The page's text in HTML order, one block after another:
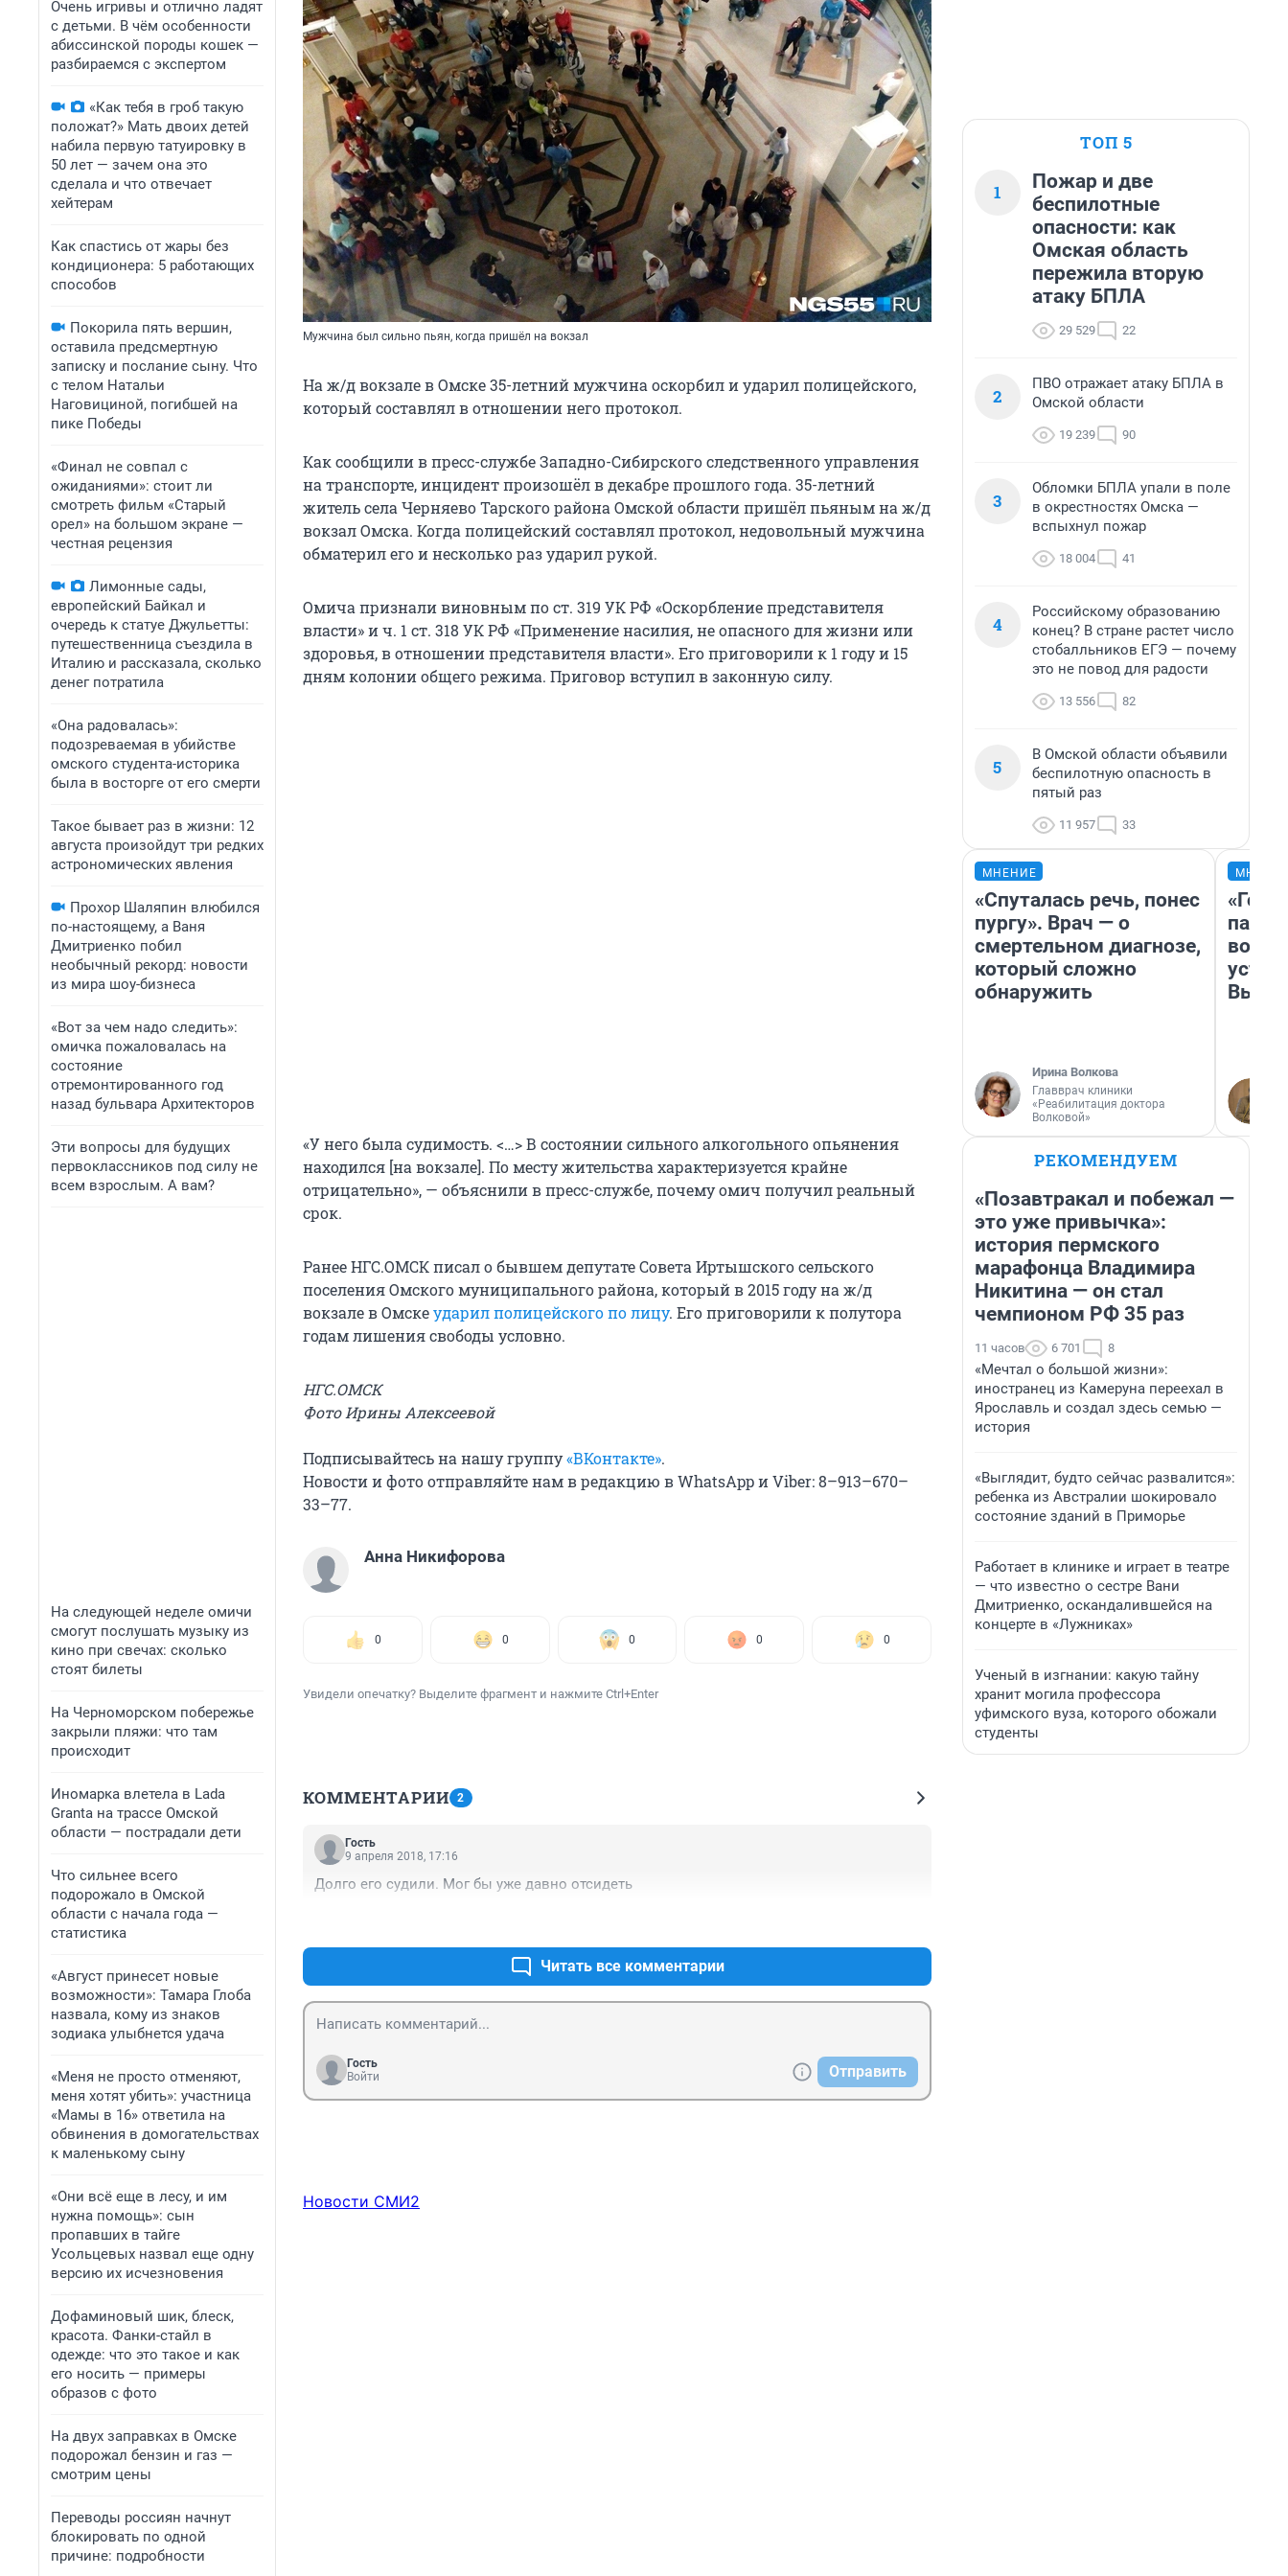
Очень игривы и отлично ладят
с детьми. В чём особенности
абиссинской породы кошек —
разбираемся с экспертом
«Как тебя в гроб такую
положат?» Мать двоих детей
набила первую татуировку в
50 лет — зачем она это
сделала и что отвечает
хейтерам
Как спастись от жары без
кондиционера: 5 работающих
способов
Покорила пять вершин,
оставила предсмертную
записку и послание сыну. Что
с телом Натальи
Наговициной, погибшей на
пике Победы
«Финал не совпал с
ожиданиями»: стоит ли
смотреть фильм «Старый
орел» на большом экране —
честная рецензия
Лимонные сады,
европейский Байкал и
очередь к статуе Джульетты:
путешественница съездила в
Италию и рассказала, сколько
денег потратила
«Она радовалась»:
подозреваемая в убийстве
омского студента-историка
была в восторге от его смерти
Такое бывает раз в жизни: 12
августа произойдут три редких
астрономических явления
Прохор Шаляпин влюбился
по-настоящему, а Ваня
Дмитриенко побил
необычный рекорд: новости
из мира шоу-бизнеса
«Вот за чем надо следить»:
омичка пожаловалась на
состояние
отремонтированного год
назад бульвара Архитекторов
Эти вопросы для будущих
первоклассников под силу не
всем взрослым. А вам?
На следующей неделе омичи
смогут послушать музыку из
кино при свечах: сколько
стоят билеты
На Черноморском побережье
закрыли пляжи: что там
происходит
Иномарка влетела в Lada
Granta на трассе Омской
области — пострадали дети
Что сильнее всего
подорожало в Омской
области с начала года —
статистика
«Август принесет новые
возможности»: Тамара Глоба
назвала, кому из знаков
зодиака улыбнется удача
«Меня не просто отменяют,
меня хотят убить»: участница
«Мамы в 16» ответила на
обвинения в домогательствах
к маленькому сыну
«Они всё еще в лесу, и им
нужна помощь»: сын
пропавших в тайге
Усольцевых назвал еще одну
версию их исчезновения
Дофаминовый шик, блеск,
красота. Фанки-стайл в
одежде: что это такое и как
его носить — примеры
образов с фото
На двух заправках в Омске
подорожал бензин и газ —
смотрим цены
Переводы россиян начнут
блокировать по одной
причине: подробности
Мужчина был сильно пьян, когда пришёл на вокзал
На ж/д вокзале в Омске 35-летний мужчина оскорбил и ударил полицейского,
который составлял в отношении него протокол.
Как сообщили в пресс-службе Западно-Сибирского следственного управления
на транспорте, инцидент произошёл в декабре прошлого года. 35-летний
житель села Черняево Тарского района Омской области пришёл пьяным на ж/д
вокзал Омска. Когда полицейский составлял протокол, недовольный мужчина
обматерил его и несколько раз ударил рукой.
Омича признали виновным по ст. 319 УК РФ «Оскорбление представителя
власти» и ч. 1 ст. 318 УК РФ «Применение насилия, не опасного для жизни или
здоровья, в отношении представителя власти». Его приговорили к 1 году и 15
дням колонии общего режима. Приговор вступил в законную силу.
«У него была судимость. <…> В состоянии сильного алкогольного опьянения
находился [на вокзале]. По месту жительства характеризуется крайне
отрицательно», — объяснили в пресс-службе, почему омич получил реальный
срок.
Ранее НГС.ОМСК писал о бывшем депутате Совета Иртышского сельского
поселения Омского муниципального района, который в 2015 году на ж/д
вокзале в Омскеударил полицейского по лицу. Его приговорили к полутора
годам лишения свободы условно.
НГС.ОМСК
Фото Ирины Алексеевой
Подписывайтесь на нашу группу«ВКонтакте».
Новости и фото отправляйте нам в редакцию в WhatsApp и Viber: 8–913–670–
33–77.
Анна Никифорова
0 0 0 0 0
Увидели опечатку? Выделите фрагмент и нажмите Ctrl+Enter
КОММЕНТАРИИ 2
Гость
9 апреля 2018, 17:16
Долго его судили. Мог бы уже давно отсидеть
Читать все комментарии
Гость
Войти
Отправить
Новости СМИ2
ТОП 5
1
Пожар и две
беспилотные
опасности: как
Омская область
пережила вторую
атаку БПЛА
29 529 22
2
ПВО отражает атаку БПЛА в
Омской области
19 239 90
3
Обломки БПЛА упали в поле
в окрестностях Омска —
вспыхнул пожар
18 004 41
4
Российскому образованию
конец? В стране растет число
стобалльников ЕГЭ — почему
это не повод для радости
13 556 82
5
В Омской области объявили
беспилотную опасность в
пятый раз
11 957 33
МНЕНИЕ
«Спуталась речь, понес
пургу». Врач — о
смертельном диагнозе,
который сложно
обнаружить
Ирина Волкова
Главврач клиники
«Реабилитация доктора
Волковой»
РЕКОМЕНДУЕМ
«Позавтракал и побежал —
это уже привычка»:
история пермского
марафонца Владимира
Никитина — он стал
чемпионом РФ 35 раз
11 часов 6 701 8
«Мечтал о большой жизни»:
иностранец из Камеруна переехал в
Ярославль и создал здесь семью —
история
«Выглядит, будто сейчас развалится»:
ребенка из Австралии шокировало
состояние зданий в Приморье
Работает в клинике и играет в театре
— что известно о сестре Вани
Дмитриенко, оскандалившейся на
концерте в «Лужниках»
Ученый в изгнании: какую тайну
хранит могила профессора
уфимского вуза, которого обожали
студенты